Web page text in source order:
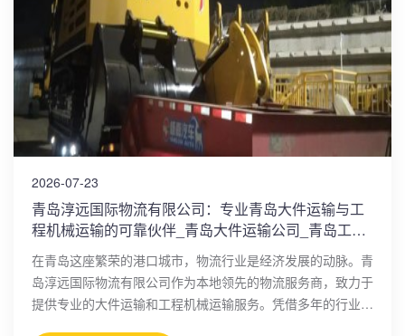
2026-07-23
青岛淳远国际物流有限公司：专业青岛大件运输与工
程机械运输的可靠伙伴_青岛大件运输公司_青岛工程
机械运输
在青岛这座繁荣的港口城市，物流行业是经济发展的动脉。青
岛淳远国际物流有限公司作为本地领先的物流服务商，致力于
提供专业的大件运输和工程机械运输服务。凭借多年的行业积